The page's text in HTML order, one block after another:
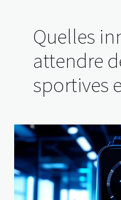
Quelles
attendre
sportives